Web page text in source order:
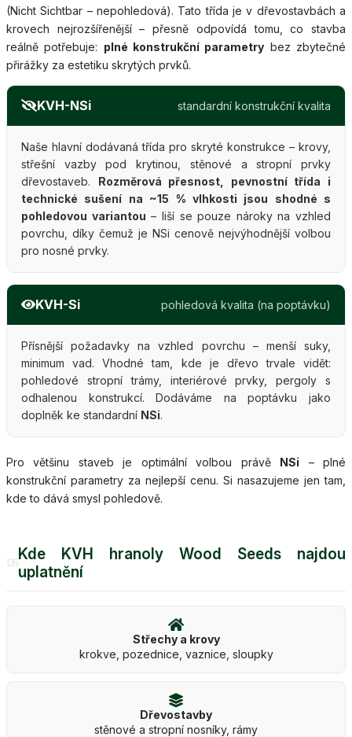
(Nicht Sichtbar – nepohledová). Tato třída je v dřevostavbách a
krovech nejrozšířenější – přesně odpovídá tomu, co stavba
reálně potřebuje: plné konstrukční parametry bez zbytečné
přirážky za estetiku skrytých prvků.
KVH-NSi standardní konstrukční kvalita
Naše hlavní dodávaná třída pro skryté konstrukce – krovy,
střešní vazby pod krytinou, stěnové a stropní prvky
dřevostaveb. Rozměrová přesnost, pevnostní třída i
technické sušení na ~15 % vlhkosti jsou shodné s
pohledovou variantou – liší se pouze nároky na vzhled
povrchu, díky čemuž je NSi cenově nejvýhodnější volbou
pro nosné prvky.
KVH-Si pohledová kvalita (na poptávku)
Přísnější požadavky na vzhled povrchu – menší suky,
minimum vad. Vhodné tam, kde je dřevo trvale vidět:
pohledové stropní trámy, interiérové prvky, pergoly s
odhalenou konstrukcí. Dodáváme na poptávku jako
doplněk ke standardní NSi.
Pro většinu staveb je optimální volbou právě NSi – plné
konstrukční parametry za nejlepší cenu. Si nasazujeme jen tam,
kde to dává smysl pohledově.
05Kde KVH hranoly Wood Seeds najdou
uplatnění
Střechy a krovy
krokve, pozednice, vaznice, sloupky
Dřevostavby
stěnové a stropní nosníky, rámy